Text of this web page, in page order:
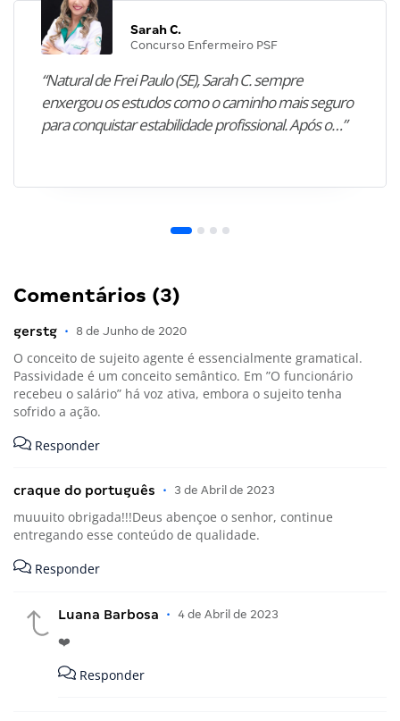
Sarah C.
Concurso Enfermeiro PSF
“Natural de Frei Paulo (SE), Sarah C. sempre
enxergou os estudos como o caminho mais seguro
para conquistar estabilidade profissional. Após o…”
Comentários (3)
gerstg • 8 de Junho de 2020
O conceito de sujeito agente é essencialmente gramatical.
Passividade é um conceito semântico. Em ”O funcionário
recebeu o salário” há voz ativa, embora o sujeito tenha
sofrido a ação.
Responder
craque do português • 3 de Abril de 2023
muuuito obrigada!!!Deus abençoe o senhor, continue
entregando esse conteúdo de qualidade.
Responder
Luana Barbosa • 4 de Abril de 2023
❤️
Responder